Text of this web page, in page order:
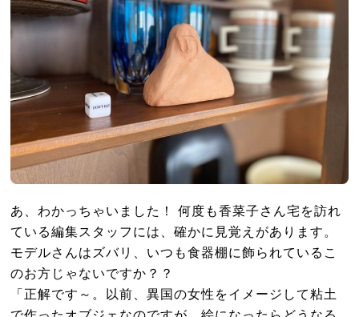
あ、わかっちゃいました！ 何度も香菜子さん宅を訪れ
ている編集スタッフには、確かに見覚えがあります。
モデルさんはズバリ、いつも食器棚に飾られているこ
のお方じゃないですか？？
「正解です～。以前、異国の女性をイメージして粘土